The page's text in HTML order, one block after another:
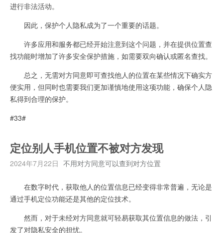
进行非法活动。
因此，保护个人隐私成为了一个重要的话题。
许多应用和服务都已经开始注意到这个问题，并在提供位置查
找功能时增加了许多安全保护措施，如需要双向确认或匿名查找。
总之，无需对方同意即可查找他人的位置在某些情况下确实方
便实用，但同时也需要我们更加谨慎地使用这项功能，确保个人隐
私得到合理的保护。
#33#
定位别人手机位置不被对方发现
2024年7月22日 不用对方同意可以查到对方位置
在数字时代，获取他人的位置信息已经变得非常普遍，无论是
通过手机定位功能还是其他的定位技术。
然而，对于未经对方同意就可轻易获取其位置信息的做法，引
发了对隐私安全的担忧。